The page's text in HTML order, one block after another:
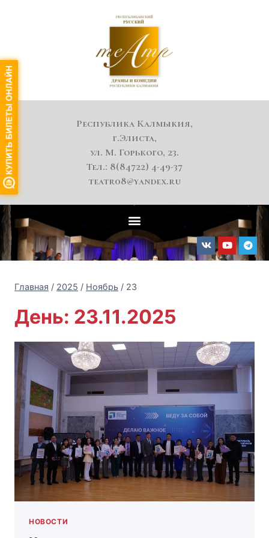
Республика Калмыкия,
г.Элиста,
ул. М. Горького, 23.
Тел.: 8(84722) 4-49-37
teatr08@yandex.ru
Главная / 2025 / Ноябрь / 23
День: 23.11.2025
НОВОСТИ